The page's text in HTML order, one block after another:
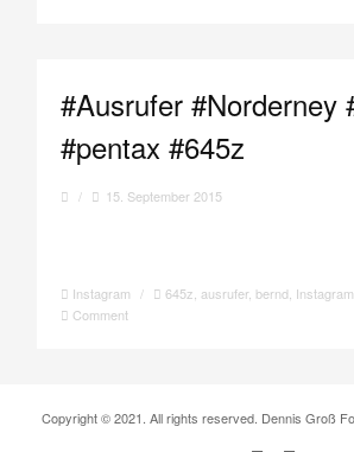
#Ausrufer #Norderney
#pentax #645z
/ 15. September 2015
Instagram / 645z, ausrufer, bernd, Instagram
Comment
Copyright © 2021. All rights reserved. Dennis Groß